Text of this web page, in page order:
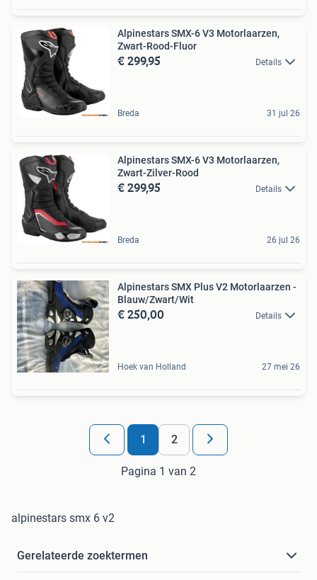
Alpinestars SMX-6 V3 Motorlaarzen,
Zwart-Rood-Fluor
€ 299,95 Details
Breda 31 jul 26
Alpinestars SMX-6 V3 Motorlaarzen,
Zwart-Zilver-Rood
€ 299,95 Details
Breda 26 jul 26
Alpinestars SMX Plus V2 Motorlaarzen -
Blauw/Zwart/Wit
€ 250,00 Details
Hoek van Holland 27 mei 26
1 2
Pagina 1 van 2
alpinestars smx 6 v2
Gerelateerde zoektermen